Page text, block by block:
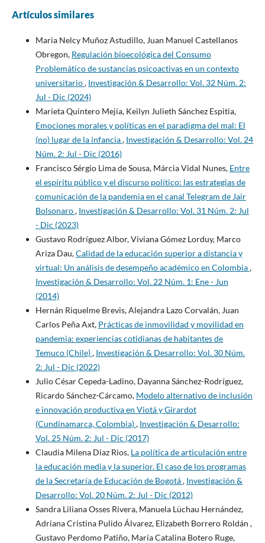
Artículos similares
Maria Nelcy Muñoz Astudillo, Juan Manuel Castellanos
Obregon, Regulación bioecológica del Consumo
Problemático de sustancias psicoactivas en un contexto
universitario, Investigación & Desarrollo: Vol. 32 Núm. 2:
Jul - Dic (2024)
Marieta Quintero Mejía, Keilyn Julieth Sánchez Espitia,
Emociones morales y políticas en el paradigma del mal: El
(no) lugar de la infancia, Investigación & Desarrollo: Vol. 24
Núm. 2: Jul - Dic (2016)
Francisco Sérgio Lima de Sousa, Márcia Vidal Nunes, Entre
el espíritu público y el discurso político: las estrategias de
comunicación de la pandemia en el canal Telegram de Jair
Bolsonaro, Investigación & Desarrollo: Vol. 31 Núm. 2: Jul
- Dic (2023)
Gustavo Rodríguez Albor, Viviana Gómez Lorduy, Marco
Ariza Dau,Calidad de la educación superior a distancia y
virtual: Un análisis de desempeño académico en Colombia,
Investigación & Desarrollo: Vol. 22 Núm. 1: Ene - Jun
(2014)
Hernán Riquelme Brevis, Alejandra Lazo Corvalán, Juan
Carlos Peña Axt, Prácticas de inmovilidad y movilidad en
pandemia: experiencias cotidianas de habitantes de
Temuco (Chile), Investigación & Desarrollo: Vol. 30 Núm.
2: Jul - Dic (2022)
Julio César Cepeda-Ladino, Dayanna Sánchez-Rodríguez,
Ricardo Sánchez-Cárcamo, Modelo alternativo de inclusión
e innovación productiva en Viotá y Girardot
(Cundinamarca, Colombia), Investigación & Desarrollo:
Vol. 25 Núm. 2: Jul - Dic (2017)
Claudia Milena Diaz Rios, La política de articulación entre
la educación media y la superior. El caso de los programas
de la Secretaría de Educación de Bogotá, Investigación &
Desarrollo: Vol. 20 Núm. 2: Jul - Dic (2012)
Sandra Liliana Osses Rivera, Manuela Lüchau Hernández,
Adriana Cristina Pulido Álvarez, Elizabeth Borrero Roldán ,
Gustavo Perdomo Patiño, María Catalina Botero Ruge,